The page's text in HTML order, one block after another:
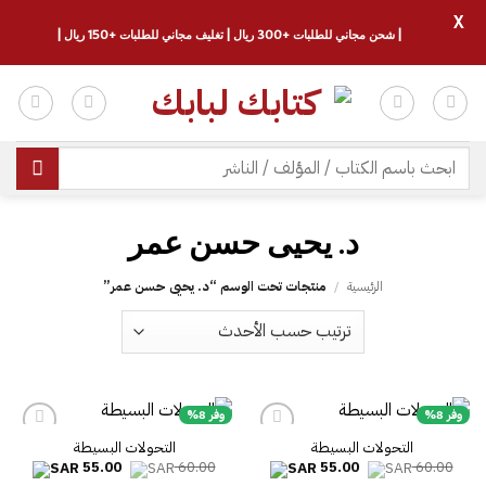
للمحتوى
البحث
عن:
د. يحيى حسن عمر
الرئيسية / منتجات تحت الوسم “د. يحيى حسن عمر”
وفر 8%
التحولات البسيطة
60.00
السعر
55.00 السعر
الحالي
وفر 8%
التحولات البسيطة
60.00
السعر
55.00 السعر
الحالي
| شحن مجاني للطلبات +300 ريال | تغليف مجاني للطلبات +150 ريال |
X